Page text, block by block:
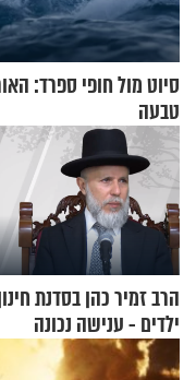
סיוט מול חופי ספרד:
טבעה
הרב זמיר כהן בסדנת
ילדים - ענישה נכונה